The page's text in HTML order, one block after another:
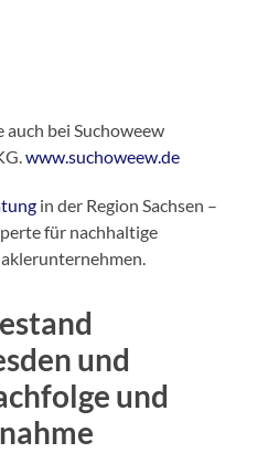
bei Suchoweew
www.suchoweew.de
in der Region Sachsen –
für nachhaltige
und
und